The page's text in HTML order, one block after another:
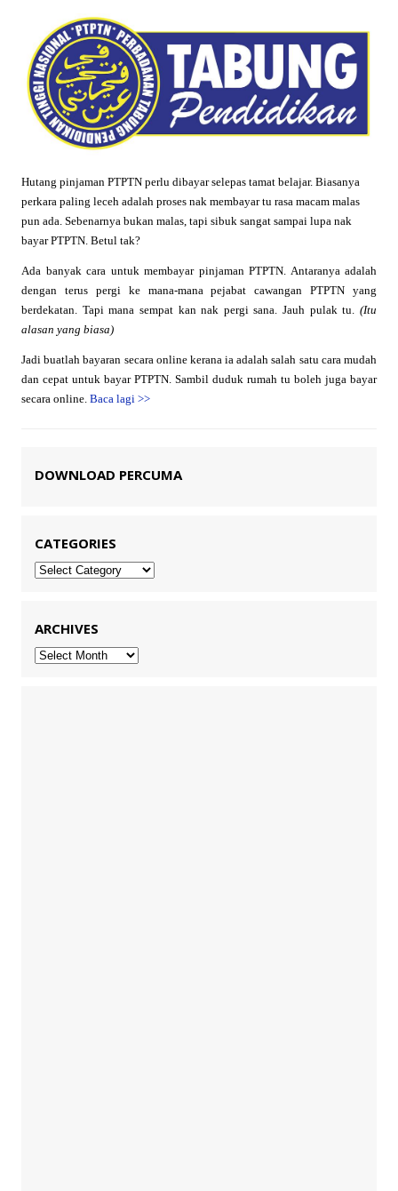
Hutang pinjaman PTPTN perlu dibayar selepas tamat belajar. Biasanya
perkara paling leceh adalah proses nak membayar tu rasa macam malas
pun ada. Sebenarnya bukan malas, tapi sibuk sangat sampai lupa nak
bayar PTPTN. Betul tak?
Ada banyak cara untuk membayar pinjaman PTPTN. Antaranya adalah
dengan terus pergi ke mana-mana pejabat cawangan PTPTN yang
berdekatan. Tapi mana sempat kan nak pergi sana. Jauh pulak tu. (Itu
alasan yang biasa)
Jadi buatlah bayaran secara online kerana ia adalah salah satu cara mudah
dan cepat untuk bayar PTPTN. Sambil duduk rumah tu boleh juga bayar
secara online. Baca lagi >>
DOWNLOAD PERCUMA
CATEGORIES
Categories
ARCHIVES
Archives